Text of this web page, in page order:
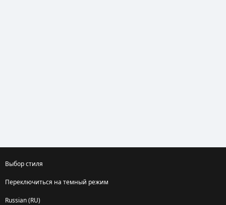
Выбор стиля
Переключиться на темный режим
Russian (RU)